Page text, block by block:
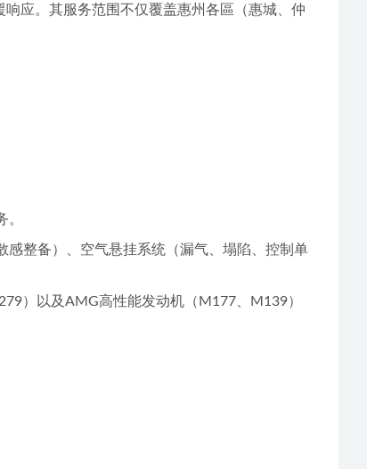
应。其服务范围不仅覆盖惠州各區（惠城、仲